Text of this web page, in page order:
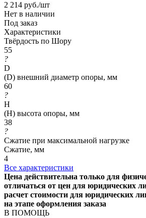
2 214 руб./шт
Нет в наличии
Под заказ
Характеристики
Твёрдость по Шору
55
?
D
(D) внешний диаметр опоры, мм
60
?
H
(H) высота опоры, мм
38
?
Сжатие при максимальной нагрузке
Сжатие, мм
4
Все характеристики
Цена действительна только для
отличаться от цен для юридических
расчет стоимости для юридических
на этапе оформления заказа
В ПОМОЩЬ